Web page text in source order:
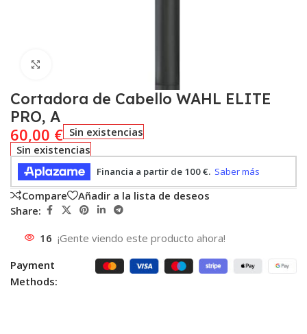
Cortadora de Cabello WAHL ELITE
PRO, A
60,00 € Sin existencias
Sin existencias
Compare
Añadir a la lista de deseos
Share:
16 ¡Gente viendo este producto ahora!
Payment
Methods: